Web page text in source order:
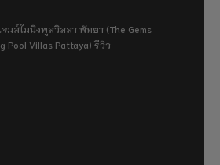
จมส์ไมนิงพูลวิลลา พัทยา (The Gems
Pool Villas Pattaya) รีวิว